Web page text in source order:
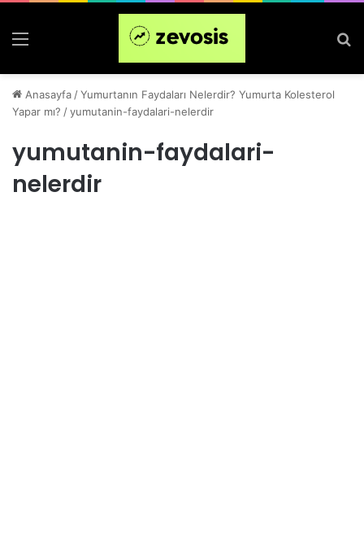
Menü
Anasayfa /Yumurtanın Faydaları Nelerdir? Yumurta Kolesterol
Yapar mı? /yumutanin-faydalari-nelerdir
yumutanin-faydalari-
nelerdir